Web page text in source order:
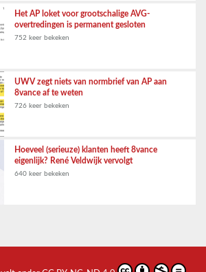
Het AP loket voor grootschalige AVG-
overtredingen is permanent gesloten
752 keer bekeken
UWV zegt niets van normbrief van AP aan
8vance af te weten
726 keer bekeken
Hoeveel (serieuze) klanten heeft 8vance
eigenlijk? René Veldwijk vervolgt
640 keer bekeken